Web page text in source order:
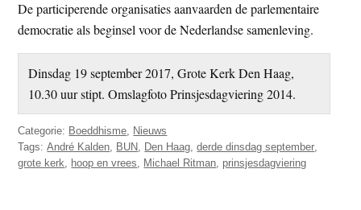
De participerende organisaties aanvaarden de parlementaire
democratie als beginsel voor de Nederlandse samenleving.
Dinsdag 19 september 2017, Grote Kerk Den Haag,
10.30 uur stipt. Omslagfoto Prinsjesdagviering 2014.
Categorie: Boeddhisme, Nieuws
Tags:André Kalden, BUN, Den Haag,derde dinsdag september,
grote kerk, hoop en vrees, Michael Ritman, prinsjesdagviering